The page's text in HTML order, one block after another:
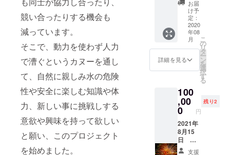
競い合ったりする機会も
減っています。
そこで、動力を使わず人力
で漕ぐというカヌーを通し
て、自然に親しみ水の危険
性や安全に楽しむ知識や体
力、新しい事に挑戦しする
意欲や興味を持って欲しい
と願い、このプロジェクト
を始めました。
て子どもの
自然体験活
動、災害支
援活動をし
ています。
ンカ
産 セ
イロン
紅茶 お
礼の
メッ
セージ
ジェク
ト及び
森のプ
ロジェ
クト
2020年
及び
2021年
実地へ
参加
券 5
枚 有
効期限
2020年
9月6日
～2021
年11月7
お届
け予
定：
2020
年08
月
詳細を見る
こ
の
リ
タ
ー
ン
を
選
択
す
る
100
,00
0 円
残り2
2021年
8月15
日 諏
訪湖上
支援